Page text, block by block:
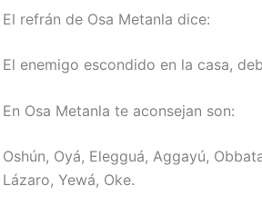
El refrán de Osa Metanla dice:
El enemigo escondido en la casa,
En Osa Metanla te aconsejan son:
Oshún, Oyá, Elegguá, Aggayú,
Lázaro, Yewá, Oke.